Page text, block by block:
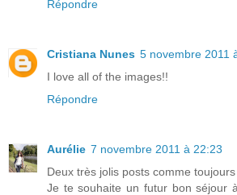
Répondre
Cristiana Nunes 5 novembre 2011
I love all of the images!!
Répondre
Aurélie 7 novembre 2011 à 22:23
Deux très jolis posts comme
Je te souhaite un futur bon séjour